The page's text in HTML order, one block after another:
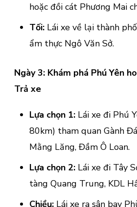
hoặc đồi cát Phương Mai
Tối:Lái xe về lại thành
ẩm thực Ngô Văn Sở.
Ngày 3: Khám phá Phú Yên
Trả xe
Lựa chọn 1:Lái xe đi Phú
80km) tham quan Gành
Mằng Lăng, Đầm Ô Loan.
Lựa chọn 2:Lái xe đi Tây
tàng Quang Trung, KDL
Chiều:Lái xe ra sân bay